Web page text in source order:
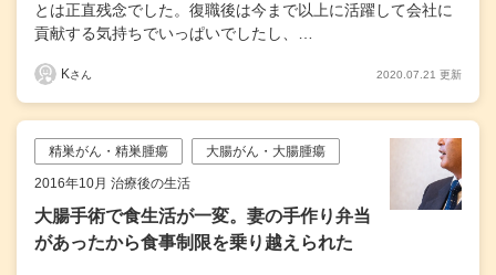
とは正直残念でした。復職後は今まで以上に活躍して会社に
貢献する気持ちでいっぱいでしたし、…
Kさん 2020.07.21 更新
精巣がん・精巣腫瘍 大腸がん・大腸腫瘍
2016年10月 治療後の生活
大腸手術で食生活が一変。妻の手作り弁当
があったから食事制限を乗り越えられた